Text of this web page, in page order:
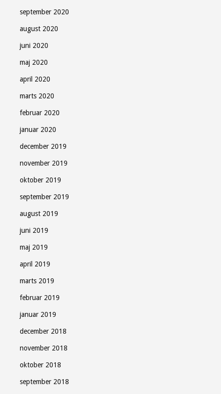
september 2020
august 2020
juni 2020
maj 2020
april 2020
marts 2020
februar 2020
januar 2020
december 2019
november 2019
oktober 2019
september 2019
august 2019
juni 2019
maj 2019
april 2019
marts 2019
februar 2019
januar 2019
december 2018
november 2018
oktober 2018
september 2018